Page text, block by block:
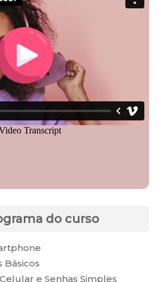
do curso
Básicos
e Senhas Simples